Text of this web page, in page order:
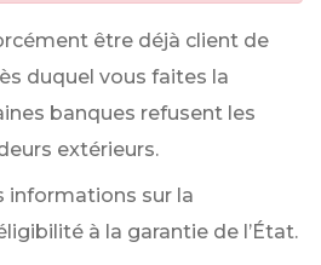
être déjà client de
duquel vous faites la
banques refusent les
extérieurs.
informations sur la
à la garantie de l’État.